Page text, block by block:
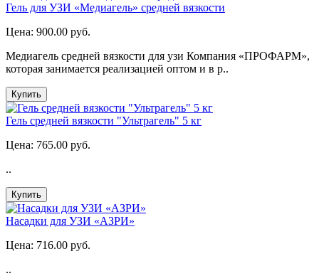
Гель для УЗИ «Медиагель» средней вязкости
Цена: 900.00 руб.
Медиагель средней вязкости для узи Компания «ПРОФАРМ»,
которая занимается реализацией оптом и в р..
Купить
Гель средней вязкости "Ультрагель" 5 кг
Цена: 765.00 руб.
..
Купить
Насадки для УЗИ «АЗРИ»
Цена: 716.00 руб.
..